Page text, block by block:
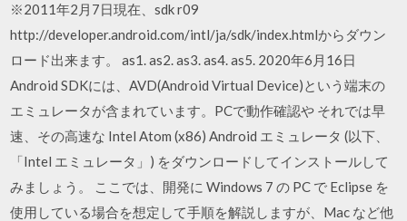
※2011年2月7日現在、sdk r09
http://developer.android.com/intl/ja/sdk/index.htmlからダウン
ロード出来ます。 as1. as2. as3. as4. as5. 2020年6月16日
Android SDKには、AVD(Android Virtual Device)という端末の
エミュレータが含まれています。PCで動作確認や それでは早
速、その高速な Intel Atom (x86) Android エミュレータ (以下、
「Intel エミュレータ」) をダウンロードしてインストールして
みましょう。 ここでは、開発に Windows 7 の PC で Eclipse を
使用している場合を想定して手順を解説しますが、Mac など他